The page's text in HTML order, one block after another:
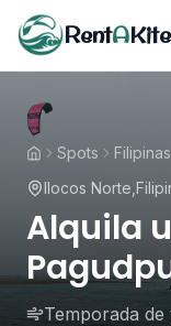
RentAKite
Spots Filipinas
Ilocos Norte
Alquila
Temporada de